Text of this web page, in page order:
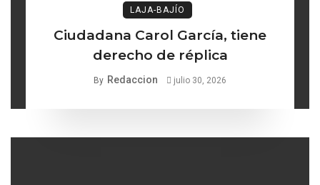
LAJA-BAJÍO
Ciudadana Carol García, tiene
derecho de réplica
By Redaccion julio 30, 2026